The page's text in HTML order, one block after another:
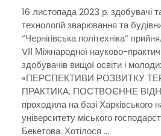
І
16 листопада 2023 р. здобувачі та викладачі кафедри
технологій зварювання та
“Чернігівська політехніка”
VІІ Міжнародної науково-
здобувачів вищої освіти і
«ПЕРСПЕКТИВИ РОЗВИТКУ
ПРАКТИКА. ПОСТВОЄННЕ
проходила на базі Харківського
університету міського
Бекетова. Хотілося ...